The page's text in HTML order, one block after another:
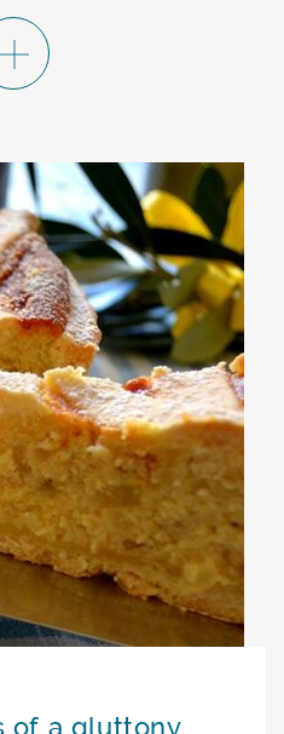
of a gluttony